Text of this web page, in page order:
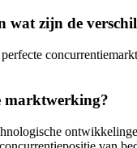
wat zijn de
marktwerking?